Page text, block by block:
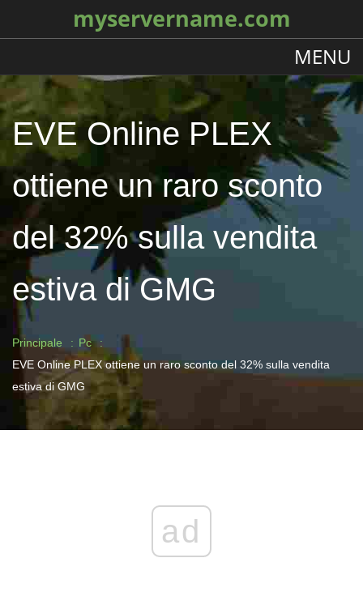
myservername.com
MENU
EVE Online PLEX
ottiene un raro sconto
del 32% sulla vendita
estiva di GMG
Principale
Pc
EVE Online PLEX ottiene un raro sconto del 32% sulla vendita
estiva di GMG
ad